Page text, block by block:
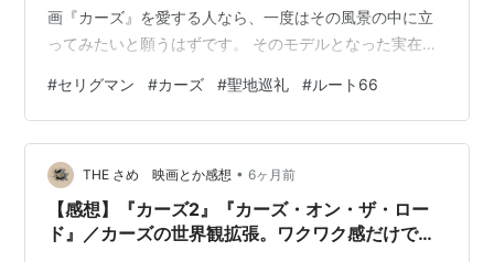
画『カーズ』を愛する人なら、一度はその風景の中に立
ってみたいと願うはずです。 そのモデルとなった実在の
（Seligman）」です。 しかし、地図を開いて絶望したこ
とはありませんか？ ロサンゼルスからセリグマンまでは
約600km。東京〜大阪間を超える距離を、慣れない海外
の道で運転するのはあまりにリスクが高い。 「でも、ど
うしても行きたい。諦めたくない。」 そんなあなたの夢
を叶える、奇跡のようなツアーが存在しま…
#セリグマン #カーズ #聖地巡礼 #ルート66
THE さめ 映画とか感想 • 6ヶ月前
【感想】『カーズ2』『カーズ・オン・ザ・ロー
ド』／カーズの世界観拡張。ワクワク感だけで食